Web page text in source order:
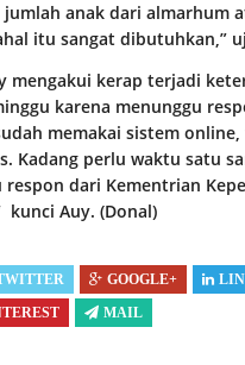
anak dari almarhum
itu sangat dibutuhkan,”
mengakui kerap terjadi
karena menunggu
memakai sistem
Kadang perlu waktu satu
respon dari Kementrian
kunci Auy. (Donal)
GOOGLE+
MAIL